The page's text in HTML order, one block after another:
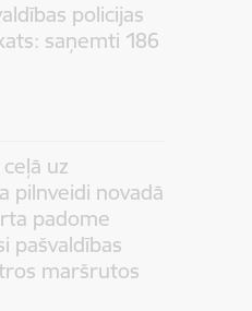
policijas
saņemti 186
uz
pilnveidi novadā
padome
pašvaldības
maršrutos